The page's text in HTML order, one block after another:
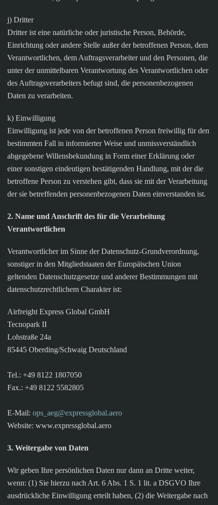
j) Dritter
Dritter ist eine natürliche oder juristische Person, Behörde,
Einrichtung oder andere Stelle außer der betroffenen Person, dem
Verantwortlichen, dem Auftragsverarbeiter und den Personen, die
unter der unmittelbaren Verantwortung des Verantwortlichen oder
des Auftragsverarbeiters befugt sind, die personenbezogenen
Daten zu verarbeiten.
k) Einwilligung
Einwilligung ist jede von der betroffenen Person freiwillig für den
bestimmten Fall in informierter Weise und unmissverständlich
abgegebene Willensbekundung in Form einer Erklärung oder
einer sonstigen eindeutigen bestätigenden Handlung, mit der die
betroffene Person zu verstehen gibt, dass sie mit der Verarbeitung
der sie betreffenden personenbezogenen Daten einverstanden ist.
2. Name und Anschrift des für die Verarbeitung
Verantwortlichen
Verantwortlicher im Sinne der Datenschutz-Grundverordnung,
sonstiger in den Mitgliedstaaten der Europäischen Union
geltenden Datenschutzgesetze und anderer Bestimmungen mit
datenschutzrechtlichem Charakter ist:
Airfreight Express Global GmbH
Tecnopark II
Lohstraße 24a
85445 Oberding/Schwaig Deutschland
Tel.: +49 8122 1807050
Fax.: +49 8122 5582805
E-Mail: ops_aeg@expressglobal.aero
Website: www.expressglobal.aero
3. Weitergabe von Daten
Wir geben Ihre persönlichen Daten nur dann an Dritte weiter,
wenn: (1) Sie hierzu nach Art. 6 Abs. 1 S. 1 lit. a DSGVO Ihre
ausdrückliche Einwilligung erteilt haben, (2) die Weitergabe nach